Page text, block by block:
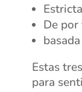
Estricta
De por
Estas
para